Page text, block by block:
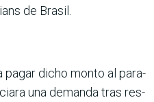
de Brasil.
pagar dicho monto al para­
una demanda tras res­